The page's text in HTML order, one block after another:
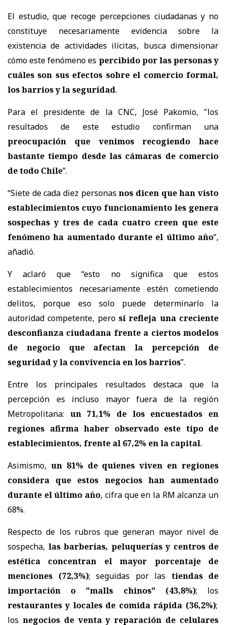
El estudio, que recoge percepciones ciudadanas y no
constituye necesariamente evidencia sobre la
existencia de actividades ilícitas, busca dimensionar
cómo este fenómeno es percibido por las personas y
cuáles son sus efectos sobre el comercio formal,
los barrios y la seguridad.
Para el presidente de la CNC, José Pakomio, "los
resultados de este estudio confirman una
preocupación que venimos recogiendo hace
bastante tiempo desde las cámaras de comercio
de todo Chile”.
“Siete de cada diez personasnos dicen que han visto
establecimientos cuyo funcionamiento les genera
sospechas y tres de cada cuatro creen que este
fenómeno ha aumentado durante el último año”,
añadió.
Y aclaró que “esto no significa que estos
establecimientos necesariamente estén cometiendo
delitos, porque eso solo puede determinarlo la
autoridad competente, perosí refleja una creciente
desconfianza ciudadana frente a ciertos modelos
de negocio que afectan la percepción de
seguridad y la convivencia en los barrios”.
Entre los principales resultados destaca que la
percepción es incluso mayor fuera de la región
Metropolitana: un 71,1% de los encuestados en
regiones afirma haber observado este tipo de
establecimientos, frente al 67,2% en la capital.
Asimismo, un 81% de quienes viven en regiones
considera que estos negocios han aumentado
durante el último año, cifra que en la RM alcanza un
68%.
Respecto de los rubros que generan mayor nivel de
sospecha, las barberías, peluquerías y centros de
estética concentran el mayor porcentaje de
menciones (72,3%); seguidas por las tiendas de
importación o "malls chinos" (43,8%); los
restaurantes y locales de comida rápida (36,2%);
los negocios de venta y reparación de celulares